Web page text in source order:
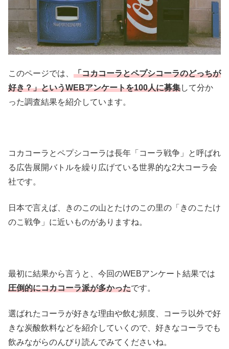
このページでは、 「コカコーラとペプシコーラのどっちが
好き？」というWEBアンケートを100人に募集して分か
った調査結果を紹介しています。
コカコーラとペプシコーラは長年「コーラ戦争」と呼ばれ
る広告展開バトルを繰り広げている世界的な2大コーラ会
社です。
日本で言えば、きのこの山とたけのこの里の「きのこたけ
のこ戦争」に近いものがありますね。
最初に結果から言うと、今回のWEBアンケート結果では
圧倒的にコカコーラ派が多かったです。
選ばれたコーラが好きな理由や飲む頻度、コーラ以外で好
きな炭酸飲料などを紹介していくので、好きなコーラでも
飲みながらのんびり読んでみてくださいね。